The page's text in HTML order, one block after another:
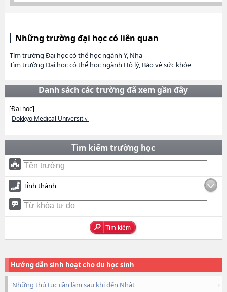
Những trường đại học có liên quan
Tìm trường Đại học có thể học ngành Y, Nha
Tìm trường Đại học có thể học ngành Hộ lý, Bảo vệ sức khỏe
Danh sách các trường đã xem gần đây
[Đại học]
Dokkyo Medical Universitｙ
Tìm kiếm trường học
Tỉnh thành
Hướng dẫn sinh hoạt cho du học sinh
Những thủ tục cần làm sau khi đến Nhật